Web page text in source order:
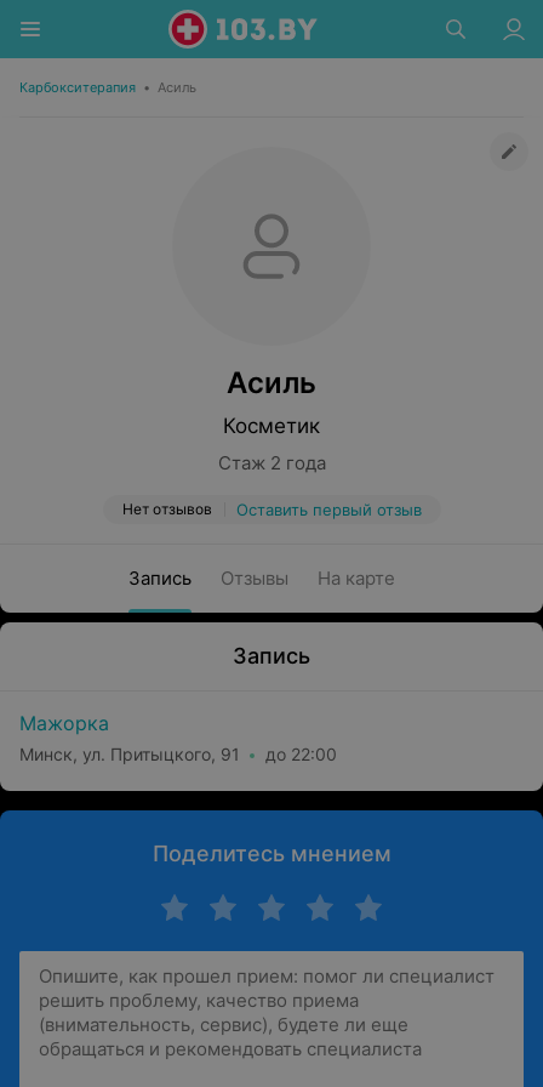
Карбокситерапия • Асиль
Асиль
Косметик
Стаж 2 года
Нет отзывов Оставить первый отзыв
Запись Отзывы На карте
Запись
Мажорка
Минск, ул. Притыцкого, 91 до 22:00
Поделитесь мнением